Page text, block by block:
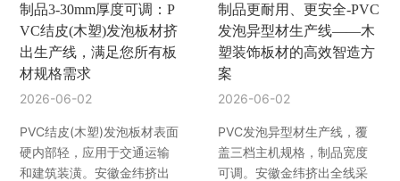
制品3-30mm厚度可调：P
VC结皮(木塑)发泡板材挤
出生产线，满足您所有板
材规格需求
2026-06-02
PVC结皮(木塑)发泡板材表面
硬内部轻，应用于交通运输
和建筑装潢。安徽金纬挤出
制品更耐用、更安全-PVC
发泡异型材生产线——木
塑装饰板材的高效智造方
案
2026-06-02
PVC发泡异型材生产线，覆
盖三档主机规格，制品宽度
可调。安徽金纬挤出全线采